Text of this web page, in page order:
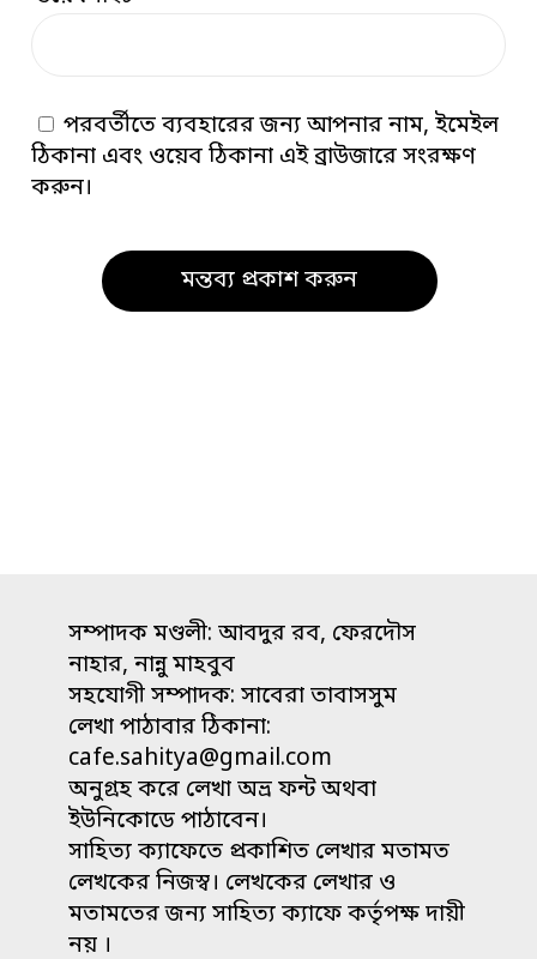
পরবর্তীতে ব্যবহারের জন্য আপনার নাম, ইমেইল
ঠিকানা এবং ওয়েব ঠিকানা এই ব্রাউজারে সংরক্ষণ
করুন।
সম্পাদক মণ্ডলী: আবদুর রব, ফেরদৌস
নাহার, নান্নু মাহবুব
সহযোগী সম্পাদক: সাবেরা তাবাসসুম
লেখা পাঠাবার ঠিকানা:
cafe.sahitya@gmail.com
অনুগ্রহ করে লেখা অভ্র ফন্ট অথবা
ইউনিকোডে পাঠাবেন।
সাহিত্য ক্যাফেতে প্রকাশিত লেখার মতামত
লেখকের নিজস্ব। লেখকের লেখার ও
মতামতের জন্য সাহিত্য ক্যাফে কর্তৃপক্ষ দায়ী
নয় ।